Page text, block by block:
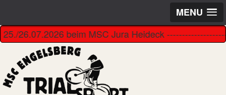
MENU
beim MSC Jura Heideck